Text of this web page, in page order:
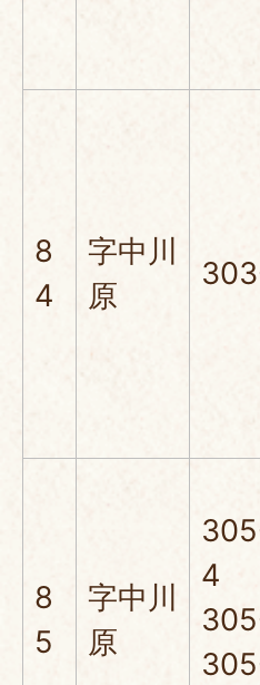
8
4
字中川
原
8
5
字中川
原
4